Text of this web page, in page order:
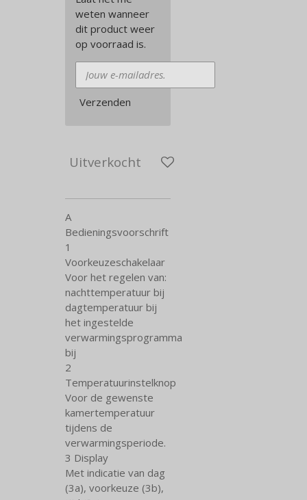
weten wanneer
dit product weer
op voorraad is.
Verzenden
Uitverkocht
A
Bedieningsvoorschrift
1
Voorkeuzeschakelaar
Voor het regelen van:
nachttemperatuur bij
dagtemperatuur bij
het ingestelde
verwarmingsprogramma
bij
2
Temperatuurinstelknop
Voor de gewenste
kamertemperatuur
tijdens de
verwarmingsperiode.
3 Display
Met indicatie van dag
(3a), voorkeuze (3b),